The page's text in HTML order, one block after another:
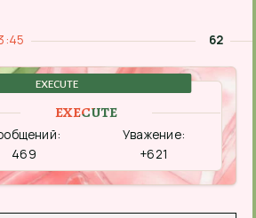
62
EXECUTE
EXECUTE
469
Уважение:
+621